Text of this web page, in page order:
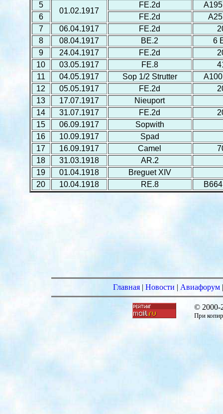
5
01.02.1917
FE.2d
6
FE.2d
7
06.04.1917 FE.2d
8
08.04.1917 ВE.2
6
9
24.04.1917 FE.2d
10
03.05.1917 FE.8
11
04.05.1917 Sop 1/2 Strutter
12
05.05.1917 FE.2d
13
17.07.1917
Nieuport
14
31.07.1917 FE.2d
15
06.09.1917
Sopwith
16
10.09.1917
Spad
17
16.09.1917 Camel
18
31.03.1918
AR.2
19
01.04.1918
Breguet XIV
20
10.04.1918 RE.8
Главная| Новости | Авиафорум
© 2000-
При